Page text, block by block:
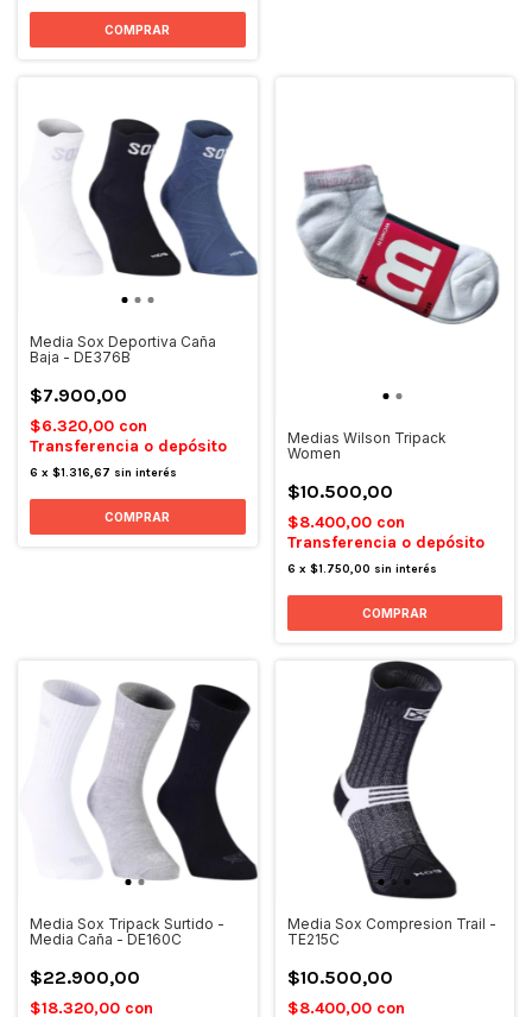
COMPRAR
Media Sox Deportiva Caña
Baja - DE376B
$7.900,00
$6.320,00 con
Transferencia o depósito
6 x $1.316,67 sin interés
COMPRAR
Medias Wilson Tripack
Women
$10.500,00
$8.400,00 con
Transferencia o depósito
6 x $1.750,00 sin interés
Media Sox Tripack Surtido -
Media Caña - DE160C
$22.900,00
$18.320,00 con
Media Sox Compresion Trail -
TE215C
$10.500,00
$8.400,00 con